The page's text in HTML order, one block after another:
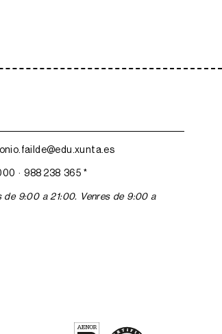
· 988 238 365 *
de 9:00 a 21:00. Venres de 9:00 a